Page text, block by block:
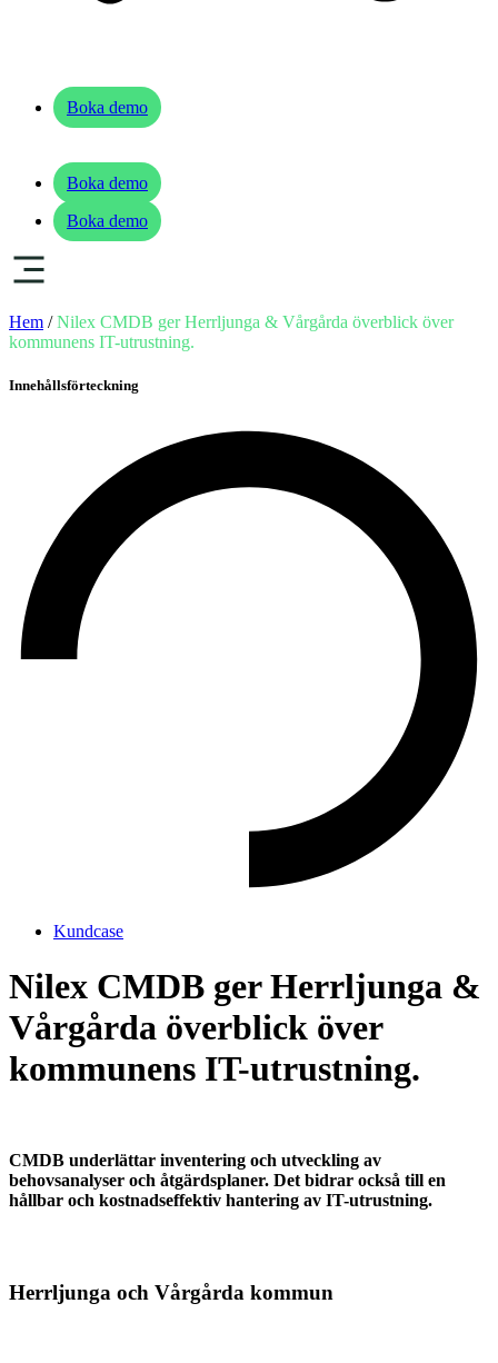
Boka demo
Boka demo
Boka demo
Hem /Nilex CMDB ger Herrljunga & Vårgårda överblick över
kommunens IT-utrustning.
Innehållsförteckning
Kundcase
Nilex CMDB ger Herrljunga &
Vårgårda överblick över
kommunens IT-utrustning.
CMDB underlättar inventering och utveckling av
behovsanalyser och åtgärdsplaner. Det bidrar också till en
hållbar och kostnadseffektiv hantering av IT-utrustning.
Herrljunga och Vårgårda kommun